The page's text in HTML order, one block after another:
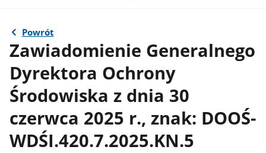
Powrót
Zawiadomienie Generalnego
Dyrektora Ochrony
Środowiska z dnia 30
czerwca 2025 r., znak: DOOŚ-
WDŚI.420.7.2025.KN.5